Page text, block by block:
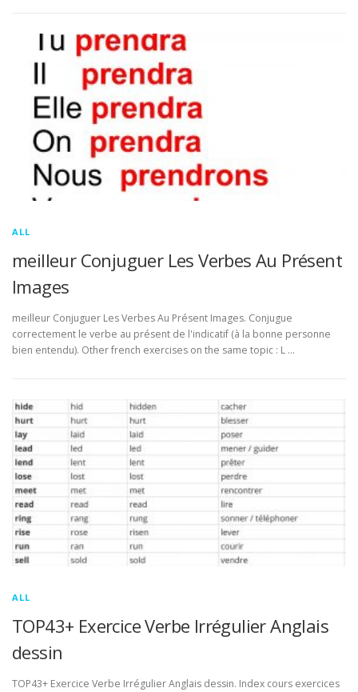
ALL
meilleur Conjuguer Les Verbes Au Présent
Images
meilleur Conjuguer Les Verbes Au Présent Images. Conjugue
correctement le verbe au présent de l'indicatif (à la bonne personne
bien entendu). Other french exercises on the same topic : L …
ALL
TOP43+ Exercice Verbe Irrégulier Anglais
dessin
TOP43+ Exercice Verbe Irrégulier Anglais dessin. Index cours exercices